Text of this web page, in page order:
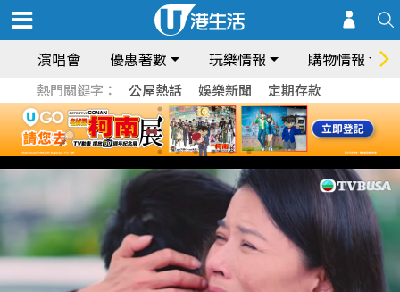
演唱會 優惠著數 玩樂情報 購物情報
熱門關鍵字： 公屋熱話 娛樂新聞 定期存款